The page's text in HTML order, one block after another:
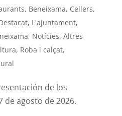
, Beneixama, Cellers,
, L'ajuntament,
, Notícies, Altres
, Roba i calçat,
de los
de agosto de 2026.